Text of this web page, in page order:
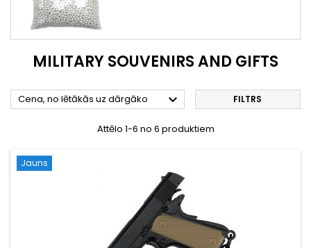
MILITARY SOUVENIRS AND GIFTS
Cena, no lētākās uz dārgāko  FILTRS
Attēlo 1-6 no 6 produktiem
Jauns